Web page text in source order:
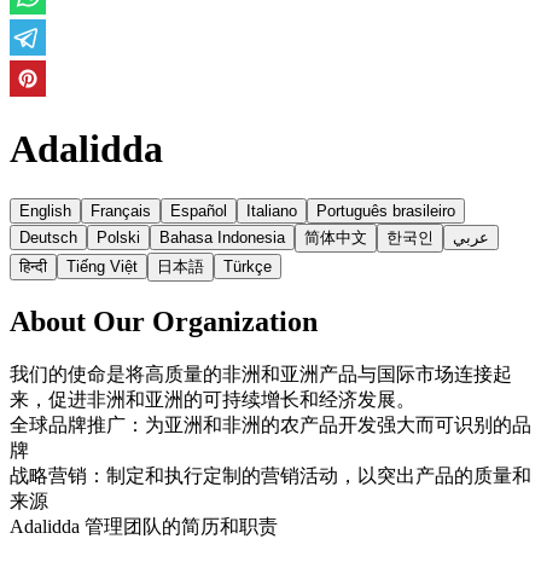
Adalidda
English Français Español Italiano
Português brasileiro
Deutsch
Polski Bahasa Indonesia 简体中文 한국인
عربي
हिन्दी
Tiếng Việt 日本語 Türkçe
About Our Organization
我们的使命是将高质量的非洲和亚洲产品与国际市场连接起
来，促进非洲和亚洲的可持续增长和经济发展。
全球品牌推广：为亚洲和非洲的农产品开发强大而可识别的品
牌
战略营销：制定和执行定制的营销活动，以突出产品的质量和
来源
Adalidda 管理团队的简历和职责